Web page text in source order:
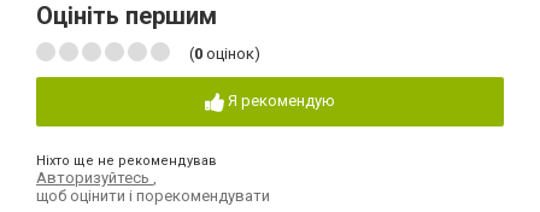
Оцініть першим
(0 оцінок)
Я рекомендую
Ніхто ще не рекомендував
Авторизуйтесь
щоб оцінити і порекомендувати